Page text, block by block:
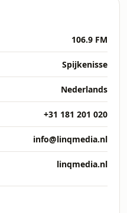
106.9 FM
Spijkenisse
Nederlands
+31 181 201 020
info@linqmedia.nl
linqmedia.nl